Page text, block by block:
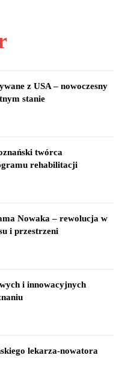
z USA – nowoczesny
stanie
twórca
rehabilitacji
Nowaka – rewolucja w
i przestrzeni
i innowacyjnych
lekarza-nowatora